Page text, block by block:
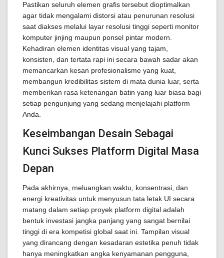
Pastikan seluruh elemen grafis tersebut dioptimalkan
agar tidak mengalami distorsi atau penurunan resolusi
saat diakses melalui layar resolusi tinggi seperti monitor
komputer jinjing maupun ponsel pintar modern.
Kehadiran elemen identitas visual yang tajam,
konsisten, dan tertata rapi ini secara bawah sadar akan
memancarkan kesan profesionalisme yang kuat,
membangun kredibilitas sistem di mata dunia luar, serta
memberikan rasa ketenangan batin yang luar biasa bagi
setiap pengunjung yang sedang menjelajahi platform
Anda.
Keseimbangan Desain Sebagai
Kunci Sukses Platform Digital Masa
Depan
Pada akhirnya, meluangkan waktu, konsentrasi, dan
energi kreativitas untuk menyusun tata letak UI secara
matang dalam setiap proyek platform digital adalah
bentuk investasi jangka panjang yang sangat bernilai
tinggi di era kompetisi global saat ini. Tampilan visual
yang dirancang dengan kesadaran estetika penuh tidak
hanya meningkatkan angka kenyamanan pengguna,